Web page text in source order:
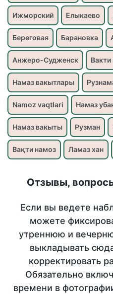
Ижморский Елыкаево
Береговая Барановка
Анжеро-Судженск
Намаз вакытлары
Namoz vaqtlari Намаз
Намаз вакыты Рузман
Вақти намоз Ламаз хан
Отзывы,
Если вы ведете
можете
утреннюю и
выкладывать
корректировать
Обязательно
времени в